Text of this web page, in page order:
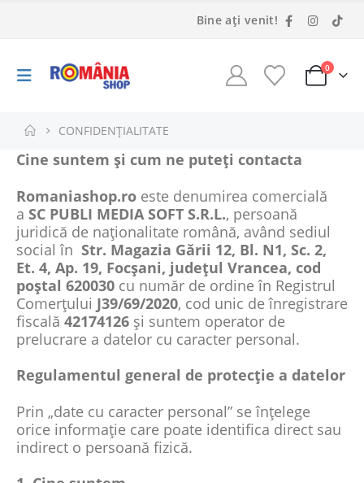
Bine ați venit!
0
CONFIDENȚIALITATE
Cine suntem și cum ne puteți contacta
Romaniashop.ro este denumirea comercială
a SC PUBLI MEDIA SOFT S.R.L., persoană
juridică de naționalitate română, având sediul
social în Str. Magazia Gării 12, Bl. N1, Sc. 2,
Et. 4, Ap. 19, Focșani, județul Vrancea, cod
poștal 620030 cu număr de ordine în Registrul
Comerțului J39/69/2020, cod unic de înregistrare
fiscală 42174126 și suntem operator de
prelucrare a datelor cu caracter personal.
Regulamentul general de protecție a datelor
Prin „date cu caracter personal” se înțelege
orice informație care poate identifica direct sau
indirect o persoană fizică.